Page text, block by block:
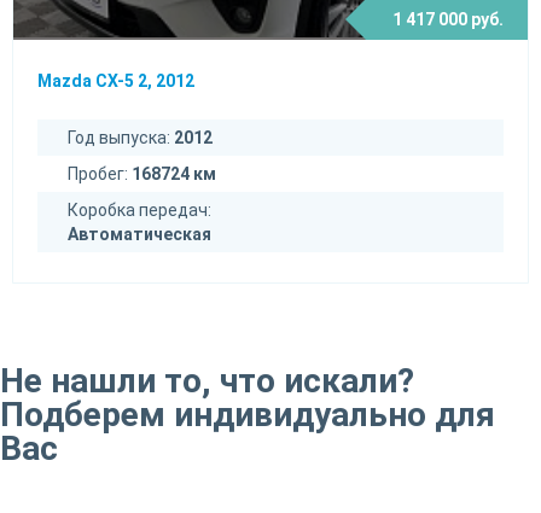
1 417 000 руб.
Mazda CX-5 2, 2012
Год выпуска: 2012
Пробег: 168724 км
Коробка передач:
Автоматическая
Не нашли то, что искали?
Подберем индивидуально для
Вас